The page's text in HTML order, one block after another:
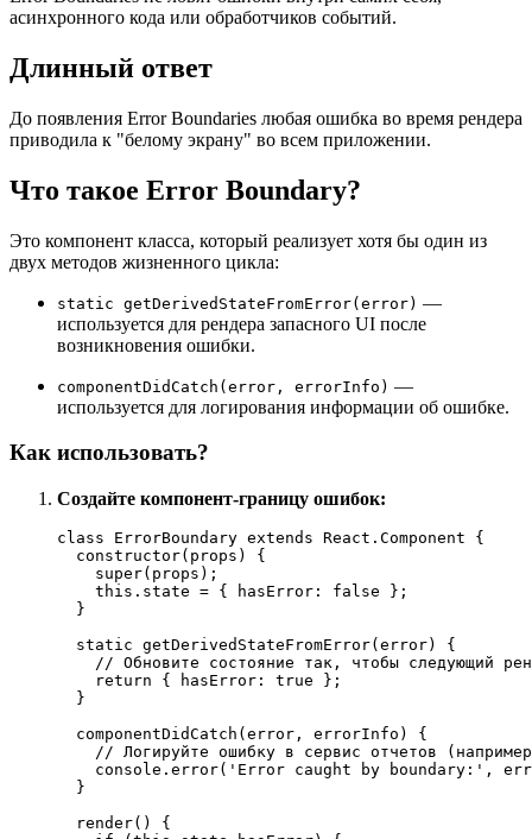
асинхронного кода или обработчиков событий.
Длинный ответ
До появления Error Boundaries любая ошибка во время рендера
приводила к "белому экрану" во всем приложении.
Что такое Error Boundary?
Это компонент класса, который реализует хотя бы один из
двух методов жизненного цикла:
static getDerivedStateFromError(error) —
используется для рендера запасного UI после
возникновения ошибки.
componentDidCatch(error, errorInfo) —
используется для логирования информации об ошибке.
Как использовать?
Создайте компонент-границу ошибок:
class ErrorBoundary extends React.Component {
constructor( props ) {
super(props);
this . state = { hasError : false };
  }
static getDerivedStateFromError( error) {
// Обновите состояние так, чтобы следующий
return { hasError : true };
  }
componentDidCatch ( error, errorInfo ) {
// Логируйте ошибку в сервис отчетов
console . error( 'Error caught by boundary:' ,
  }
render( ) {